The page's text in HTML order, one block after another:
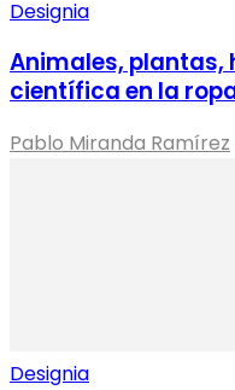
Designia
Animales, plantas,
científica en la
Pablo Miranda Ramírez
Designia